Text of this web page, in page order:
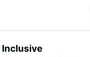
Inclusive